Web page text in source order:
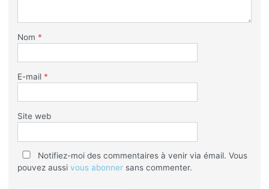
Nom *
E-mail *
Site web
Notifiez-moi des commentaires à venir via émail. Vous
pouvez aussi vous abonnersans commenter.